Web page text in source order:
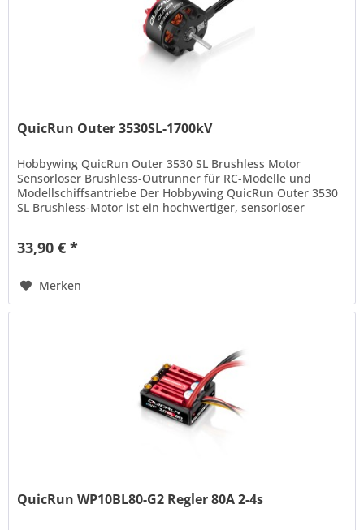
QuicRun Outer 3530SL-1700kV
Hobbywing QuicRun Outer 3530 SL Brushless Motor
Sensorloser Brushless-Outrunner für RC-Modelle und
Modellschiffsantriebe Der Hobbywing QuicRun Outer 3530
SL Brushless-Motor ist ein hochwertiger, sensorloser
33,90 € *
Merken
QuicRun WP10BL80-G2 Regler 80A 2-4s